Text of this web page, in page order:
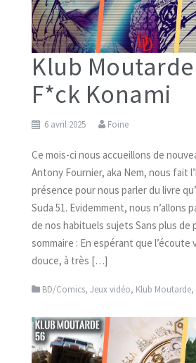
Klub Moutarde
F*ck Konami
6 avril 2025 Foine
Ce mois-ci nous accueillons de
Antony Fournier, aka Nem, nous fait
présence pour nous parler du livre
Suda 51. Evidemment, nous n’allons
de nos habituels sujets Sans plus de
sommaire : En espérant que l’écoute
douce, à très […]
BD/Comics, Jeux vidéo, Klub Moutarde,